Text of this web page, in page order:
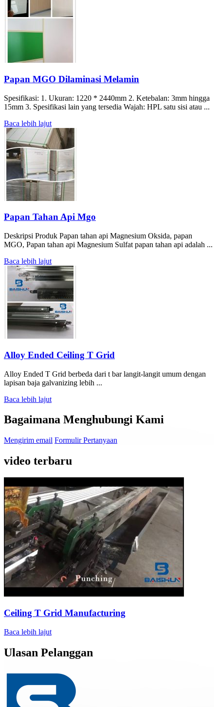
Papan MGO Dilaminasi Melamin
Spesifikasi: 1. Ukuran: 1220 * 2440mm 2. Ketebalan: 3mm hingga
15mm 3. Spesifikasi lain yang tersedia Wajah: HPL satu sisi atau ...
Baca lebih lajut
Papan Tahan Api Mgo
Deskripsi Produk Papan tahan api Magnesium Oksida, papan
MGO, Papan tahan api Magnesium Sulfat papan tahan api adalah ...
Baca lebih lajut
Alloy Ended Ceiling T Grid
Alloy Ended T Grid berbeda dari t bar langit-langit umum dengan
lapisan baja galvanizing lebih ...
Baca lebih lajut
Bagaimana Menghubungi Kami
Mengirim email Formulir Pertanyaan
video terbaru
Ceiling T Grid Manufacturing
Baca lebih lajut
Ulasan Pelanggan